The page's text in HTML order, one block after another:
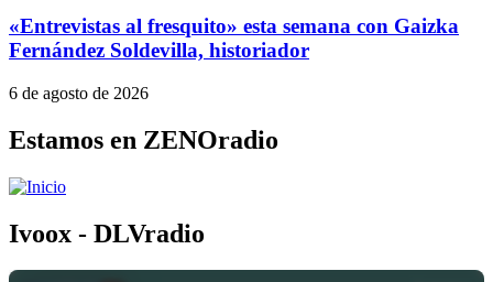
«Entrevistas al fresquito» esta semana con Gaizka
Fernández Soldevilla, historiador
6 de agosto de 2026
Estamos en ZENOradio
Ivoox - DLVradio